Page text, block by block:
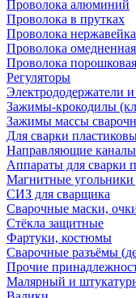
Проволока алюминий
Проволока в прутках
Проволока нержавейка
Проволока омедненная
Проволока порошковая
Регуляторы
Электрододержатели
Зажимы-крокодилы
Зажимы массы
Для сварки
Направляющие каналы
Аппараты для сварки
Магнитные угольники
СИЗ для сварщика
Сварочные маски,
Стёкла защитные
Фартуки, костюмы
Сварочные разъёмы
Прочие
Малярный и